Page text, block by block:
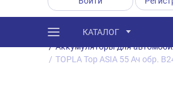
КАТАЛОГ
Каталог / Товары
/ Аккумуляторы для
/ TOPLA Top ASIA 55 Ач обр.